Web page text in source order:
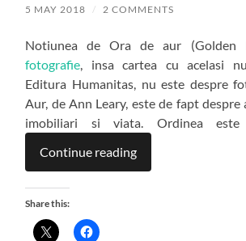
5 MAY 2018 / 2 COMMENTS
Notiunea de Ora de aur (Golden
fotografie, insa cartea cu acelasi
Editura Humanitas, nu este despre
Aur, de Ann Leary, este de fapt despre
imobiliari si viata. Ordinea este
Continue reading
Share this: